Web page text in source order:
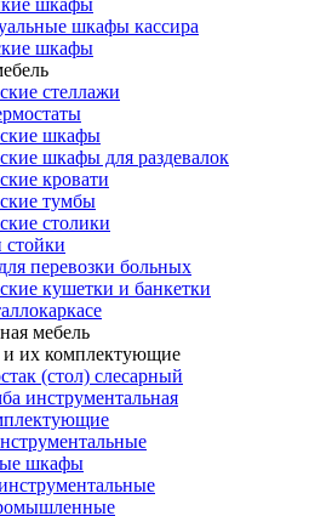
шкафы
шкафы кассира
шкафы
стеллажи
шкафы
шкафы для раздевалок
кровати
тумбы
столики
перевозки больных
кушетки и банкетки
мебель
и их комплектующие
(стол) слесарный
инструментальная
шкафы